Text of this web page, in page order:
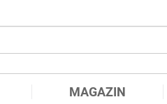
MAGAZIN